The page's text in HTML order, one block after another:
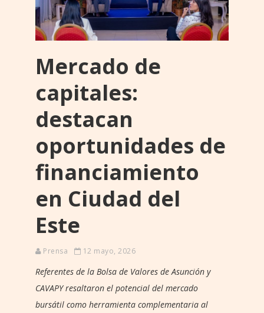
Mercado de
capitales:
destacan
oportunidades de
financiamiento
en Ciudad del
Este
Prensa 12 mayo, 2026
Referentes de la Bolsa de Valores de Asunción y
CAVAPY resaltaron el potencial del mercado
bursátil como herramienta complementaria al